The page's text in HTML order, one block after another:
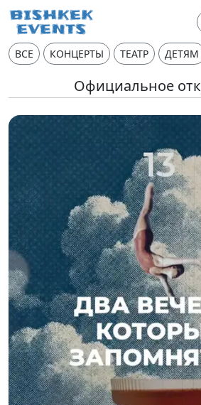
ВСЕ КОНЦЕРТЫ ТЕАТР ДЕТЯМ
Официальное